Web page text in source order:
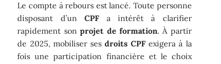
Le compte à rebours est lancé. Toute personne
disposant d’un CPFa intérêt à clarifier
rapidement sonprojet de formation. À partir
de 2025, mobiliser ses droits CPF exigera à la
fois une participation financière et le choix